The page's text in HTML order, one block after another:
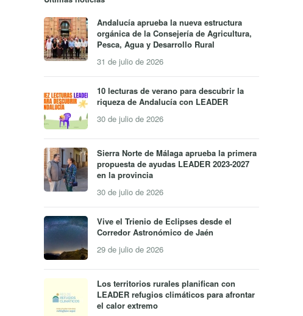
Andalucía aprueba la nueva estructura
orgánica de la Consejería de Agricultura,
Pesca, Agua y Desarrollo Rural
31 de julio de 2026
10 lecturas de verano para descubrir la
riqueza de Andalucía con LEADER
30 de julio de 2026
Sierra Norte de Málaga aprueba la primera
propuesta de ayudas LEADER 2023-2027
en la provincia
30 de julio de 2026
Vive el Trienio de Eclipses desde el
Corredor Astronómico de Jaén
29 de julio de 2026
Los territorios rurales planifican con
LEADER refugios climáticos para afrontar
el calor extremo